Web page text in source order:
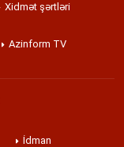
Xidmət şərtləri
Azinform TV
İdman